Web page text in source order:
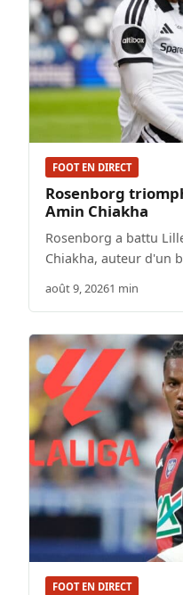
FOOT EN DIRECT
Rosenborg
Amin Chiakha
Rosenborg a battu
Chiakha, auteur d'un
août 9, 20261 min
FOOT EN DIRECT